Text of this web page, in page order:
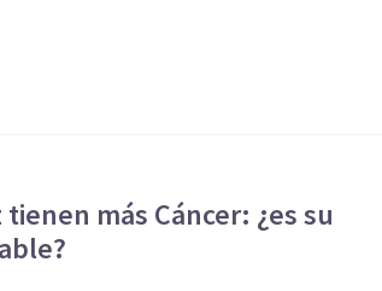
más Cáncer: ¿es su